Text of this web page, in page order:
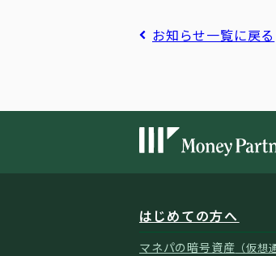
お知らせ一覧に戻る
はじめての方へ
マネパの暗号資産 （仮想